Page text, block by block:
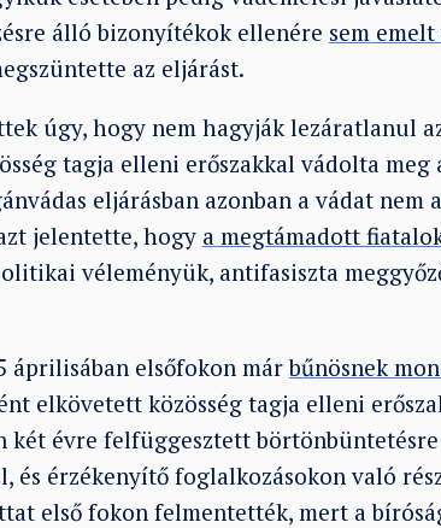
álló bizonyítékok ellenére sem
az eljárást.
úgy, hogy nem hagyják lezáratlanul
tagja elleni erőszakkal vádolta meg
eljárásban azonban a vádat nem
jelentette, hogy a megtámadott
véleményük, antifasiszta
áprilisában elsőfokon márbűnösnek
elkövetett közösség tagja elleni
két évre felfüggesztett
érzékenyítő foglalkozásokon való
első fokon felmentették, mert a